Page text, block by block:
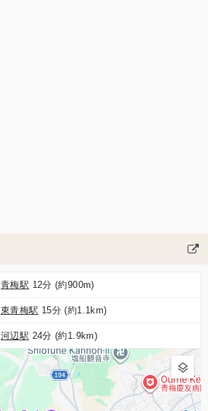
青梅駅 12分 (約900m)
東青梅駅 15分 (約1.1km)
河辺駅 24分 (約1.9km)